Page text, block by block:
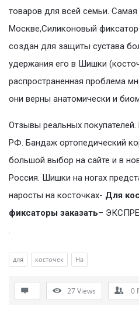
товаров для всей семьи.
Москве,Силиконовый
создан для защиты сустава
удержания его в Шишки
распространенная проблема
они верны анатомически и
Отзывы реальных
РФ. Бандаж ортопедический
большой выбор на сайте и в
Россия. Шишки на ногах
наросты на косточках- Для
фиксаторы заказать–
.
для косточек На
27Views 0